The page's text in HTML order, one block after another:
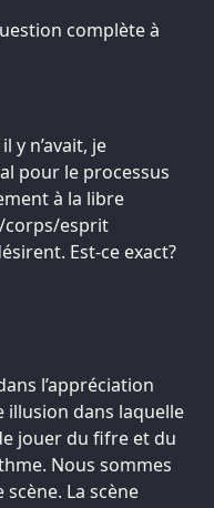
complète à
y n’avait, je
pour le processus
à la libre
corps/esprit
Est-ce exact?
l’appréciation
illusion dans laquelle
jouer du fifre et du
Nous sommes
La scène